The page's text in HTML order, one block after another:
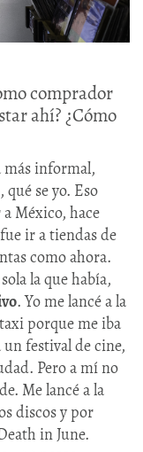
comprador
ahí? ¿Cómo
más informal,
se yo. Eso
México, hace
ir a tiendas de
como ahora.
la que había,
. Yo me lancé a la
porque me iba
festival de cine,
Pero a mí no
Me lancé a la
discos y por
in June.